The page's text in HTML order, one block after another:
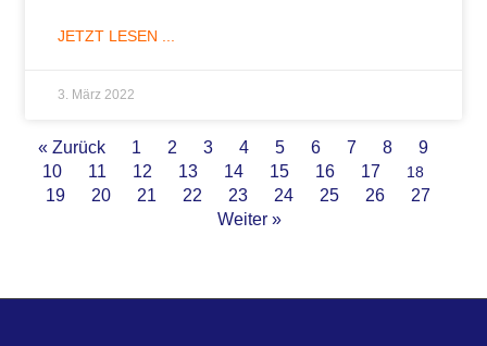
JETZT LESEN ...
3. März 2022
« Zurück 1 2 3 4 5 6 7 8
9
10
11 12 13 14 15 16 17 18
19 20 21 22 23 24 25 26
27
Weiter »